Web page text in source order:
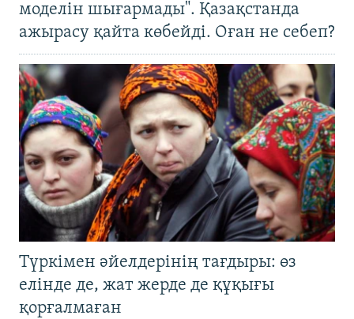
моделін шығармады". Қазақстанда
ажырасу қайта көбейді. Оған не себеп?
Түркімен әйелдерінің тағдыры: өз
елінде де, жат жерде де құқығы
қорғалмаған